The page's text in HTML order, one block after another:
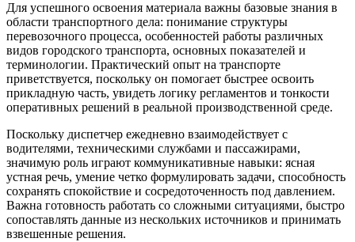
Для успешного освоения материала важны базовые знания в
области транспортного дела: понимание структуры
перевозочного процесса, особенностей работы различных
видов городского транспорта, основных показателей и
терминологии. Практический опыт на транспорте
приветствуется, поскольку он помогает быстрее освоить
прикладную часть, увидеть логику регламентов и тонкости
оперативных решений в реальной производственной среде.
Поскольку диспетчер ежедневно взаимодействует с
водителями, техническими службами и пассажирами,
значимую роль играют коммуникативные навыки: ясная
устная речь, умение четко формулировать задачи, способность
сохранять спокойствие и сосредоточенность под давлением.
Важна готовность работать со сложными ситуациями, быстро
сопоставлять данные из нескольких источников и принимать
взвешенные решения.